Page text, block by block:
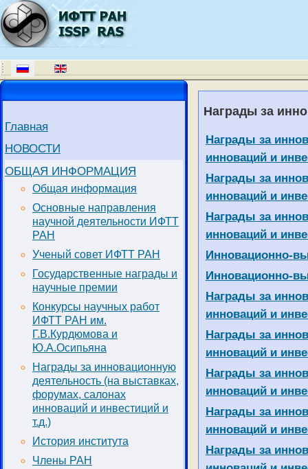
Главная
НОВОСТИ
ОБЩАЯ ИНФОРМАЦИЯ
Общая информация
Основные направления
научной деятельности ИФТТ
РАН
Ученый совет ИФТТ РАН
Государственные награды и
научные премии
Конкурсы научных работ
ИФТТ РАН им.
Г.В.Курдюмова и
Ю.А.Осипьяна
Награды за инновационную
деятельность (на выставках,
форумах, салонах
инноваций и инвестиций и
т.д.)
История института
Члены РАН
Награды за
Материалы
Заголовок
Награды за
инноваций и
Награды за
инноваций и
Награды за
инноваций и
Инновационно-
Инновационно-
Награды за
инноваций и
Награды за
инноваций и
Награды за
инноваций и
Награды за
инноваций и
Награды за